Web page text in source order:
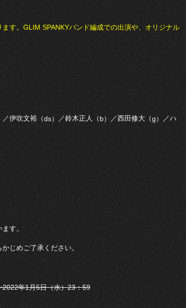
す。GLIM SPANKYバンド編成での出演や、オリジナル
／伊吹文裕（ds） ／鈴木正人（b） ／西田修大（g）
／ハ
す。
じめご了承ください。
年1月5日（水）23：59